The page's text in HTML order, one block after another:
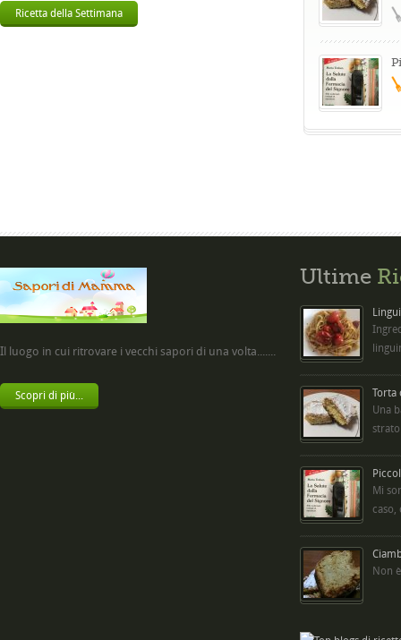
Ricetta della Settimana
Il luogo in cui ritrovare i vecchi sapori di una volta.......
Scopri di più...
Ultime
Torta
Una
Mi
caso,
Non